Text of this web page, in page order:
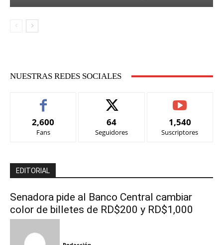
NUESTRAS REDES SOCIALES
2,600
Fans
64
Seguidores
1,540
Suscriptores
EDITORIAL
Senadora pide al Banco Central cambiar
color de billetes de RD$200 y RD$1,000